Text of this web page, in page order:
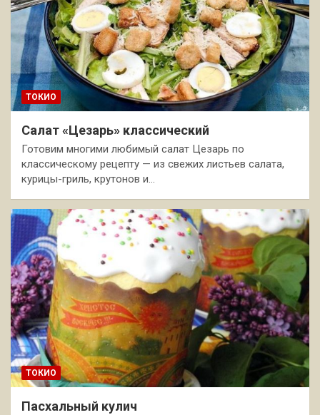
ТОКИО
Салат «Цезарь» классический
Готовим многими любимый салат Цезарь по
классическому рецепту — из свежих листьев салата,
курицы-гриль, крутонов и…
ТОКИО
Пасхальный кулич